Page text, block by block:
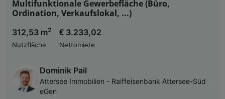
Multifunktionale Gewerbefläche (Büro,
Ordination, Verkaufslokal, ...)
312,53 m2
Nutzfläche
€ 3.233,02
Nettomiete
Dominik Pail
Attersee Immobilien - Raiffeisenbank Attersee-Süd
eGen